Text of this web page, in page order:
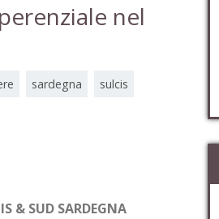
nel
sardegna sulcis
& SUD SARDEGNA